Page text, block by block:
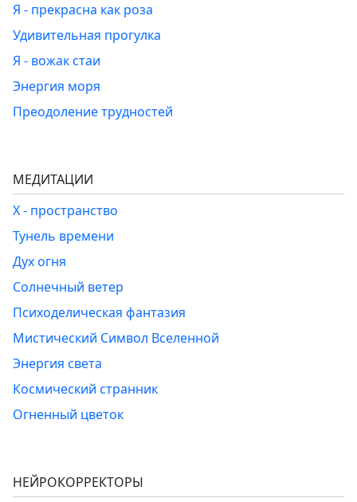
Я - прекрасна как роза
Удивительная прогулка
Я - вожак стаи
Энергия моря
Преодоление трудностей
МЕДИТАЦИИ
Х - пространство
Тунель времени
Дух огня
Солнечный ветер
Психоделическая фантазия
Мистический Символ Вселенной
Энергия света
Космический странник
Огненный цветок
НЕЙРОКОРРЕКТОРЫ